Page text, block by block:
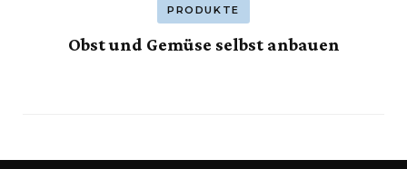
PRODUKTE
Obst und Gemüse selbst anbauen